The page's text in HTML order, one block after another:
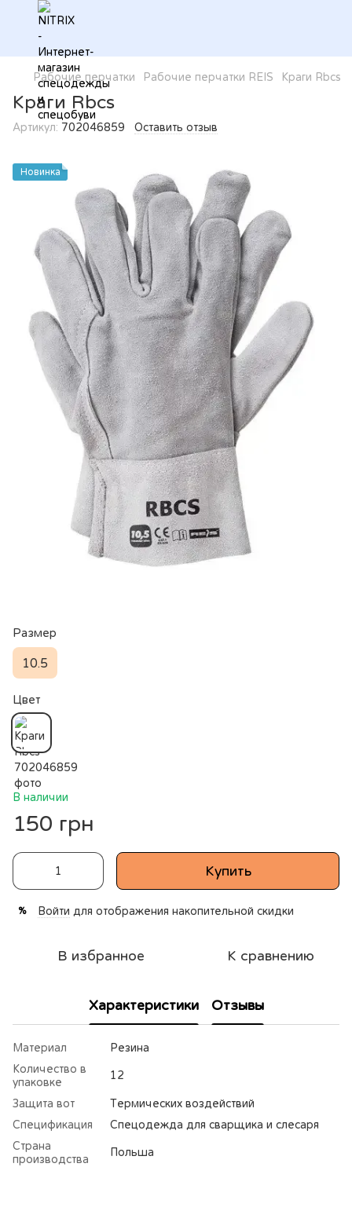
Рабочие перчатки Рабочие перчатки REIS Краги Rbcs
Краги Rbcs
Артикул: 702046859 Оставить отзыв
Новинка
Размер
10.5
Цвет
В наличии
150 грн
Купить
% Войти для отображения накопительной скидки
В избранное К сравнению
Характеристики Отзывы
Материал
Резина
Количество в
упаковке
12
Защита вот
Термических воздействий
Спецификация
Спецодежда для сварщика и слесаря
Страна
производства
Польша